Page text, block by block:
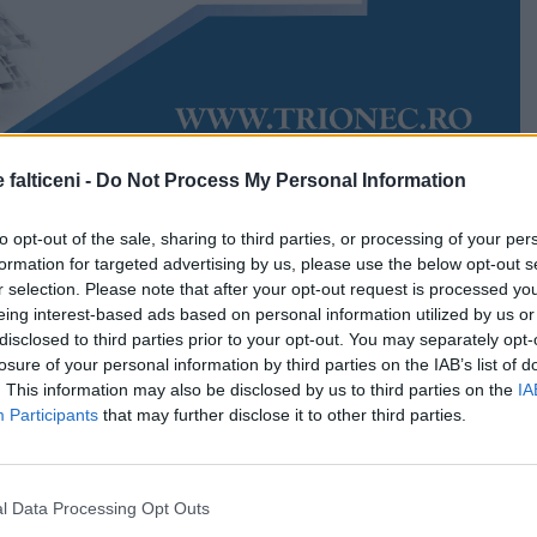
falticeni - Do Not Process My Personal Information
opt-out of the sale, sharing to third parties, or processing of your
for targeted advertising by us, please use the below opt-out
selection. Please note that after your opt-out request is processed
interest-based ads based on personal information utilized by us
to third parties prior to your opt-out. You may separately
of your personal information by third parties on the IAB’s list of
This information may also be disclosed by us to third parties on the
Participants that may further disclose it to other third parties.
Data Processing Opt Outs
Accesări:
miezul nopții. Trei autoturisme au intrat în coliziune pe
Fălticeni, în urma accidentului fiind necesară
echipaje. Evenimentul s-a produs pe strada
23.00.
cinci persoane, trei dintre acestea fiind rănite.
de 39 de ani a rămas încarcerat, acesta fiind extras
militari ai Detașamentului de Pompieri Fălticeni